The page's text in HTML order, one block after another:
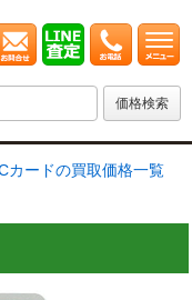
カードの買取価格一覧